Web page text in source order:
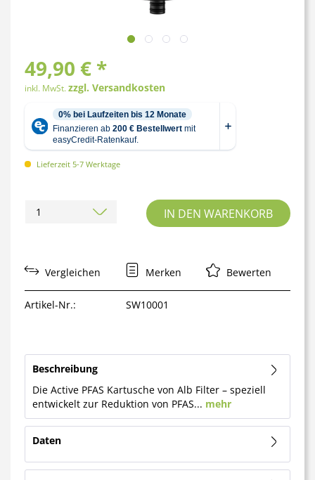
49,90 € *
inkl. MwSt.zzgl. Versandkosten
Lieferzeit 5-7 Werktage
IN DEN WARENKORB
Vergleichen Merken Bewerten
Artikel-Nr.: SW10001
Beschreibung
Die Active PFAS Kartusche von Alb Filter – speziell
entwickelt zur Reduktion von PFAS... mehr
Daten